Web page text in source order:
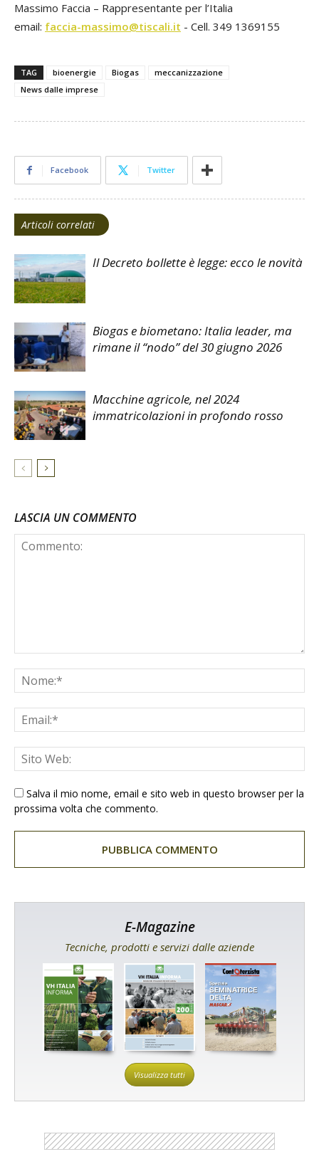
Massimo Faccia – Rappresentante per l’Italia
email: faccia-massimo@tiscali.it - Cell. 349 1369155
TAG bioenergie Biogas
meccanizzazione
News dalle imprese
Facebook Twitter
Articoli correlati
Il Decreto bollette è legge: ecco le novità
Biogas e biometano: Italia leader, ma
rimane il “nodo” del 30 giugno 2026
Macchine agricole, nel 2024
immatricolazioni in profondo rosso
LASCIA UN COMMENTO
Salva il mio nome, email e sito web in questo browser per la
prossima volta che commento.
E-Magazine
Tecniche, prodotti e servizi dalle aziende
Visualizza tutti